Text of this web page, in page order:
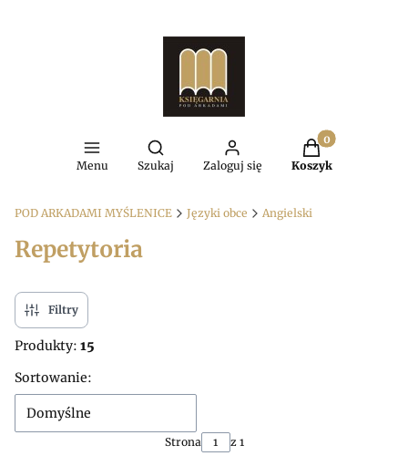
Menu
Otwórz wyszukiwarkę
Szukaj Zaloguj się
Produkty w
Koszyk
POD ARKADAMI MYŚLENICE Języki obce Angielski
Repetytoria
Filtry
Produkty: 15
Lista produktów
Sortowanie:
Domyślne
Strona z 1